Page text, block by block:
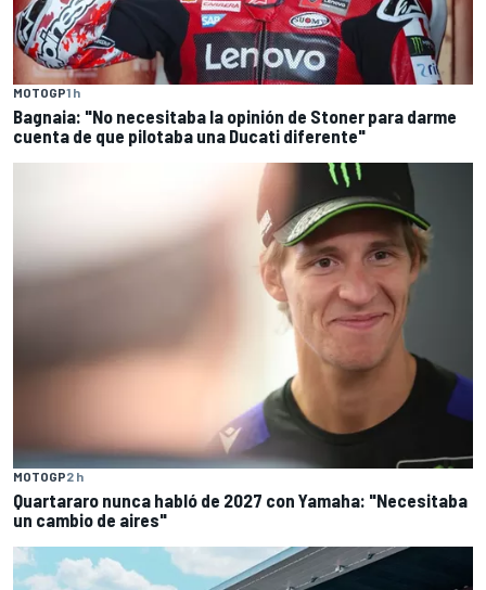
MOTOGP1 h
Bagnaia: "No necesitaba la opinión de Stoner para darme
cuenta de que pilotaba una Ducati diferente"
MOTOGP2 h
Quartararo nunca habló de 2027 con Yamaha: "Necesitaba
un cambio de aires"